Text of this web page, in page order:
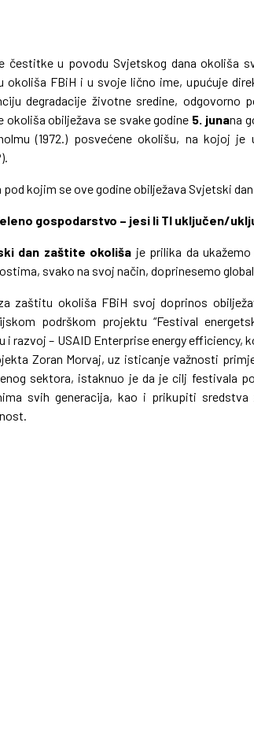
čestitke u povodu Svjetskog dana okoliša
okoliša FBiH i u svoje lično ime, upućuje
degradacije životne sredine,
okoliša obilježava se svake godine 5. junana
(1972.) posvećene okolišu, na kojoj
pod kojim se ove godine obilježava Svjetski
gospodarstvo – jesi li TI uključen/
dan zaštite okoliša je prilika da
svako na svoj način, doprinesemo
zaštitu okoliša FBiH svoj doprinos
podrškom projektu “Festival
i razvoj – USAID Enterprise energy efficiency,
Zoran Morvaj, uz isticanje važnosti
sektora, istaknuo je da je cilj festivala
svih generacija, kao i prikupiti